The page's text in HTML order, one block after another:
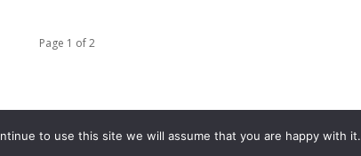
Page 1 of 2
Alapítvány
to use this site we will assume that you are happy with it.